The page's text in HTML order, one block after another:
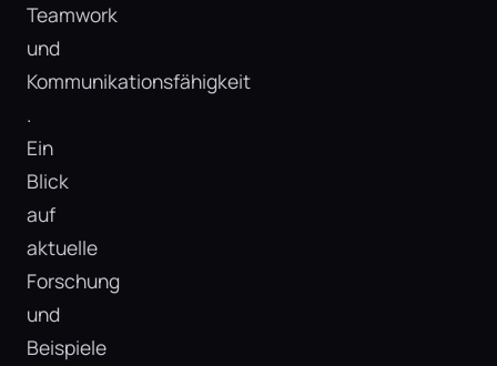
Teamwork
und
Kommunikationsfähigkeit​
.
Ein
Blick
auf
aktuelle
Forschung
und
Beispiele